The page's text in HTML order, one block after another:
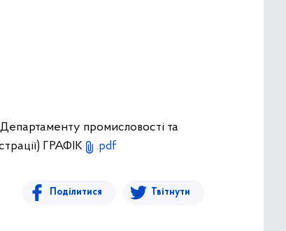
промисловості та
ГРАФІК
.pdf
Поділитися Твітнути